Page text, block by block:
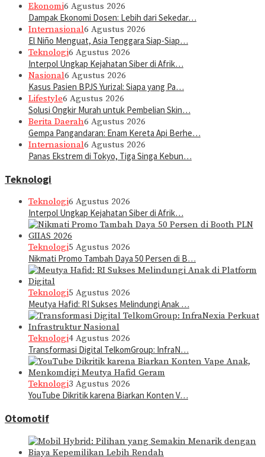
Ekonomi6 Agustus 2026
Dampak Ekonomi Dosen: Lebih dari Sekedar…
Internasional6 Agustus 2026
El Niño Menguat, Asia Tenggara Siap-Siap…
Teknologi6 Agustus 2026
Interpol Ungkap Kejahatan Siber di Afrik…
Nasional6 Agustus 2026
Kasus Pasien BPJS Yurizal: Siapa yang Pa…
Lifestyle6 Agustus 2026
Solusi Ongkir Murah untuk Pembelian Skin…
Berita Daerah6 Agustus 2026
Gempa Pangandaran: Enam Kereta Api Berhe…
Internasional6 Agustus 2026
Panas Ekstrem di Tokyo, Tiga Singa Kebun…
Teknologi
Teknologi6 Agustus 2026
Interpol Ungkap Kejahatan Siber di Afrik…
Teknologi5 Agustus 2026
Nikmati Promo Tambah Daya 50 Persen di B…
Teknologi5 Agustus 2026
Meutya Hafid: RI Sukses Melindungi Anak …
Teknologi4 Agustus 2026
Transformasi Digital TelkomGroup: InfraN…
Teknologi3 Agustus 2026
YouTube Dikritik karena Biarkan Konten V…
Otomotif